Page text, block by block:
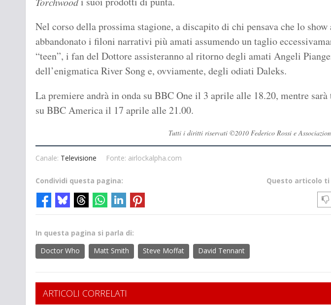
Nel corso della prossima stagione, a discapito di chi pensava che lo show
abbandonato i filoni narrativi più amati assumendo un taglio
“teen”, i fan del Dottore assisteranno al ritorno degli amati Angeli
dell’enigmatica River Song e, ovviamente, degli odiati Daleks.
La premiere andrà in onda su BBC One il 3 aprile alle 18.20, mentre sarà
su BBC America il 17 aprile alle 21.00.
Tutti i diritti riservati ©2010 Federico Rossi e
Canale: Televisione Fonte: airlockalpha.com
Questo articolo ti
Condividi questa pagina:
In questa pagina si parla di:
Doctor Who
Matt Smith Steve Moffat David Tennant
ARTICOLI CORRELATI